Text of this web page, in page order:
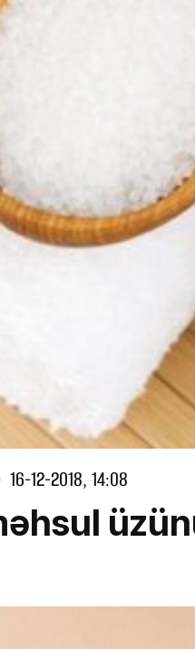
16-12-2018, 14:08